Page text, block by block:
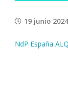
19 junio 2024
NdP España